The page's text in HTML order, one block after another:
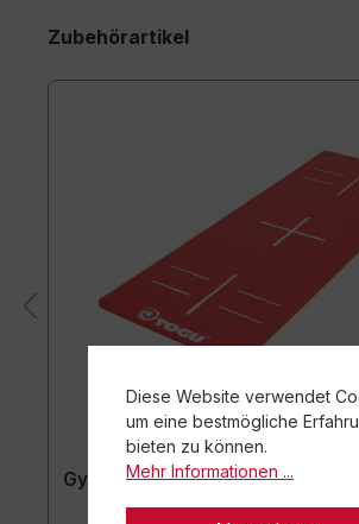
Zubehörartikel
Gymnastikmatte TOGU JumpYone
Diese Website verwendet
um eine bestmögliche
bieten zu können.
Mehr Informationen ...